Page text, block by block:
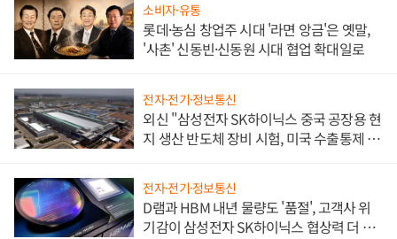
소비자·유통
롯데·농심 창업주 시대 '라면 앙금'은 옛말,
'사촌' 신동빈·신동원 시대 협업 확대일로
전자·전기·정보통신
외신 "삼성전자 SK하이닉스 중국 공장용 현
지 생산 반도체 장비 시험, 미국 수출통제 대
전자·전기·정보통신
D램과 HBM 내년 물량도 '품절', 고객사 위
기감이 삼성전자 SK하이닉스 협상력 더 키